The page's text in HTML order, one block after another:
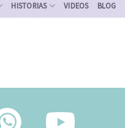
HISTORIAS VIDEOS BLOG